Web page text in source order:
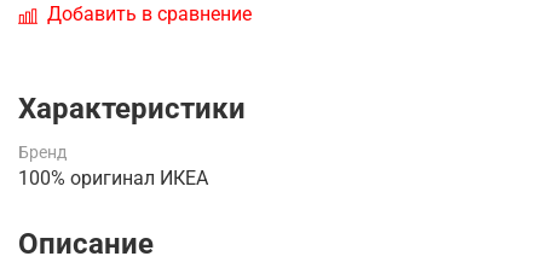
Добавить в сравнение
Характеристики
Бренд
100% оригинал ИКЕА
Описание